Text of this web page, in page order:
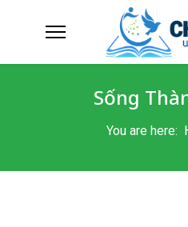
Sống
You are here: